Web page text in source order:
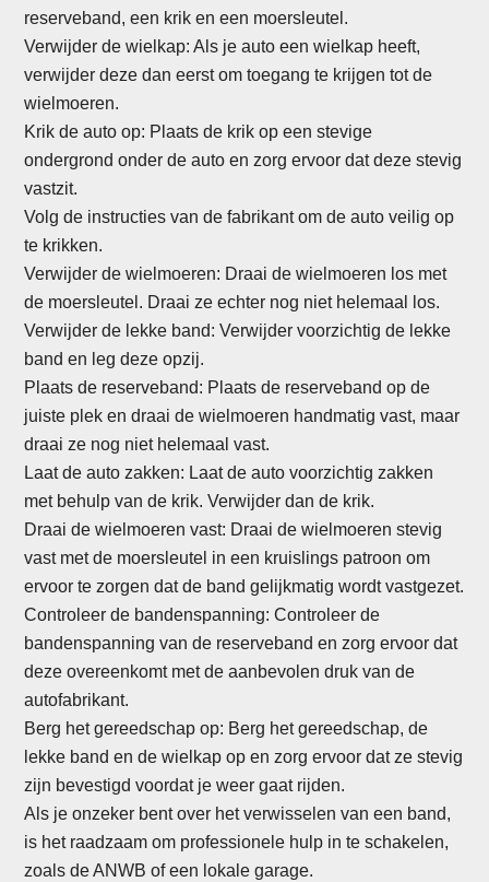
reserveband, een krik en een moersleutel.
Verwijder de wielkap: Als je auto een wielkap heeft,
verwijder deze dan eerst om toegang te krijgen tot de
wielmoeren.
Krik de auto op: Plaats de krik op een stevige
ondergrond onder de auto en zorg ervoor dat deze stevig
vastzit.
Volg de instructies van de fabrikant om de auto veilig op
te krikken.
Verwijder de wielmoeren: Draai de wielmoeren los met
de moersleutel. Draai ze echter nog niet helemaal los.
Verwijder de lekke band: Verwijder voorzichtig de lekke
band en leg deze opzij.
Plaats de reserveband: Plaats de reserveband op de
juiste plek en draai de wielmoeren handmatig vast, maar
draai ze nog niet helemaal vast.
Laat de auto zakken: Laat de auto voorzichtig zakken
met behulp van de krik. Verwijder dan de krik.
Draai de wielmoeren vast: Draai de wielmoeren stevig
vast met de moersleutel in een kruislings patroon om
ervoor te zorgen dat de band gelijkmatig wordt vastgezet.
Controleer de bandenspanning: Controleer de
bandenspanning van de reserveband en zorg ervoor dat
deze overeenkomt met de aanbevolen druk van de
autofabrikant.
Berg het gereedschap op: Berg het gereedschap, de
lekke band en de wielkap op en zorg ervoor dat ze stevig
zijn bevestigd voordat je weer gaat rijden.
Als je onzeker bent over het verwisselen van een band,
is het raadzaam om professionele hulp in te schakelen,
zoals de ANWB of een lokale garage.